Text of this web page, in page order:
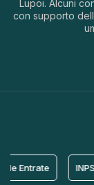
Lupoi. Alcuni
con supporto
Entrate INPS